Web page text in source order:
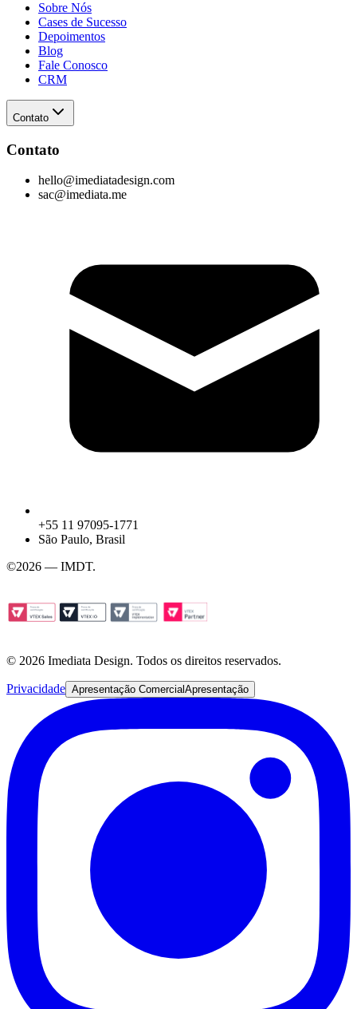
Sobre Nós
Cases de Sucesso
Depoimentos
Blog
Fale Conosco
CRM
Contato
Contato
hello@imediatadesign.com
sac@imediata.me
+55 11 97095-1771
São Paulo, Brasil
©2026 — IMDT.
© 2026 Imediata Design. Todos os direitos reservados.
Privacidade Apresentação ComercialApresentação